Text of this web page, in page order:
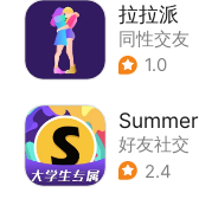
拉拉派
同性交友
1.0
Summer
好友社交
2.4